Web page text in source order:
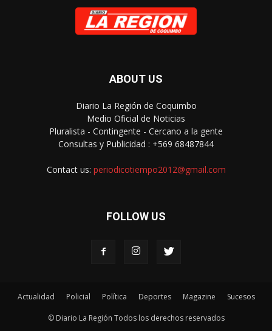
ABOUT US
Diario La Región de Coquimbo
Medio Oficial de Noticias
Pluralista - Contingente - Cercano a la gente
Consultas y Publicidad : +569 68487844
Contact us: periodicotiempo2012@gmail.com
FOLLOW US
Actualidad Policial Política Deportes Magazine Sucesos
© Diario La Región Todos los derechos reservados